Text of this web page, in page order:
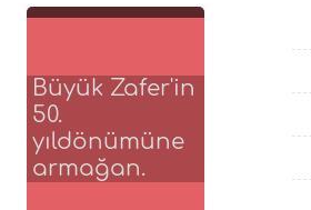
Büyük Zafer'in
50.
yıldönümüne
armağan.